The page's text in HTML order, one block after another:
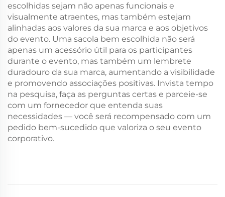
escolhidas sejam não apenas funcionais e
visualmente atraentes, mas também estejam
alinhadas aos valores da sua marca e aos objetivos
do evento. Uma sacola bem escolhida não será
apenas um acessório útil para os participantes
durante o evento, mas também um lembrete
duradouro da sua marca, aumentando a visibilidade
e promovendo associações positivas. Invista tempo
na pesquisa, faça as perguntas certas e parceie-se
com um fornecedor que entenda suas
necessidades — você será recompensado com um
pedido bem-sucedido que valoriza o seu evento
corporativo.